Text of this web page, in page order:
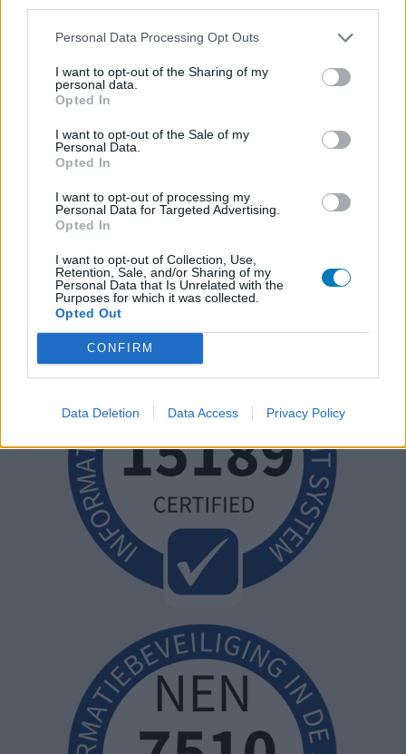
Personal Data Processing Opt Outs
I want to opt-out of the Sharing of my
personal data.
Opted In
I want to opt-out of the Sale of my
Personal Data.
Opted In
I want to opt-out of processing my
Personal Data for Targeted Advertising.
Opted In
I want to opt-out of Collection, Use,
Retention, Sale, and/or Sharing of my
Personal Data that Is Unrelated with the
Purposes for which it was collected.
Opted Out
CONFIRM
Data Deletion Data Access Privacy Policy